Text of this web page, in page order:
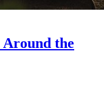
Around the